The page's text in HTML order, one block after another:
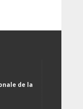
de la